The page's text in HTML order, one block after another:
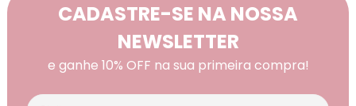
CADASTRE-SE NA NOSSA
NEWSLETTER
e ganhe 10% OFF na sua primeira compra!